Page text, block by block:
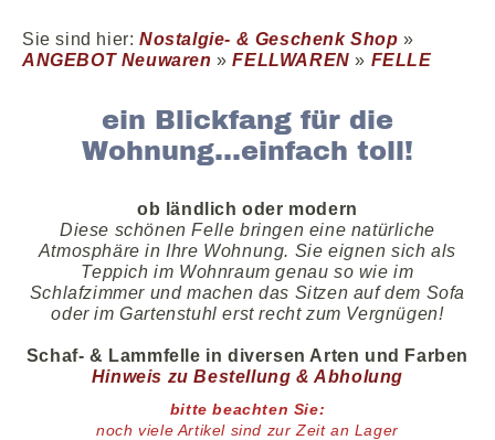
Sie sind hier: Nostalgie- & Geschenk Shop »
ANGEBOT Neuwaren»FELLWAREN » FELLE
ein Blickfang für die
Wohnung...einfach toll!
ob ländlich oder modern
Diese schönen Felle bringen eine natürliche
Atmosphäre in Ihre Wohnung. Sie eignen sich als
Teppich im Wohnraum genau so wie im
Schlafzimmer und machen das Sitzen auf dem Sofa
oder im Gartenstuhl erst recht zum Vergnügen!
Schaf- & Lammfelle in diversen Arten und Farben
Hinweis zu Bestellung & Abholung
bitte beachten Sie:
noch viele Artikel sind zur Zeit an Lager